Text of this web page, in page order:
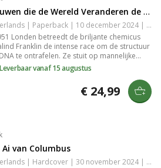
Vrouwen die de Wereld Veranderen de Ontdekker van het Leven
Nederlands | Paperback | 10 december 2024 | 336 pagina's | 9789023962298
Londen betreedt de briljante chemicus
Franklin de intense race om de structuur
te ontrafelen. Ze stuit op mannelijke
en oneerlijke methodes, maar haar
en talent maken haar een
Leverbaar vanaf 15 augustus
€ 24,99
Ai van Columbus
Nederlands | Hardcover | 30 november 2024 | 500 pagina's | 9789090391229